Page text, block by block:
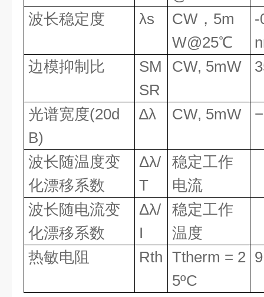
波长稳定度
λs CW ， 5m
W@25℃
-
边模抑制比
SM
SR
CW, 5mW
光谱宽度(20d
B)
∆λ CW, 5mW −
波长随温度变
化漂移系数
Δλ/
T
稳定工作
电流
波长随电流变
化漂移系数
Δλ/
I
稳定工作
温度
热敏电阻
Rth Ttherm = 2
5ºC